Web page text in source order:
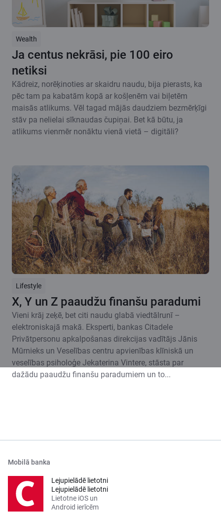
Wealth
Ja centus nekrāsi, pie 100 eiro
netiksi
Kādreiz, norēķinoties ar skaidru naudu, bija pierasts, ka
pēc tam pa kabatām kopā ar košļenēm vai biļetēm
maisās atlikums. Vēl tagad mājās daudziem bezmērķīgi
stāv pa nelielai sīknaudas čupiņai. Bet kā būtu, ja
atlikums vienmēr nonāktu vienā vietā – digitāli?
Lifestyle
X, Y un Z paaudžu finanšu paradumi
Vieni krāj zeķē, bet citi naudu glabā viedtālrunī –
elektroniskajā makā. Eksperti, bankas Citadele
Privātpersonu apkalpošanas direkcijas vadītājs Jānis
Mūrnieks un Veselības centru apvienības klīniskā un
veselības psiholoģe Jekaterina Vintere, stāsta par
dažādu paaudžu finanšu paradumiem un to...
Mobilā banka
Lejupielādē lietotni
Lejupielādē lietotni
Lietotne iOS un
Android ierīcēm